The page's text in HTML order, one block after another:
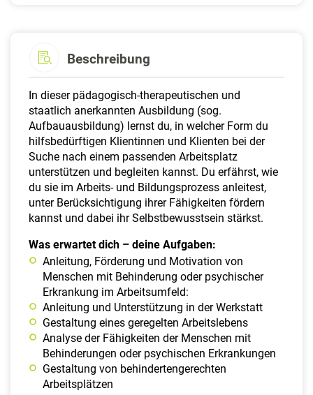
Beschreibung
In dieser pädagogisch-therapeutischen und
staatlich anerkannten Ausbildung (sog.
Aufbauausbildung) lernst du, in welcher Form du
hilfsbedürftigen Klientinnen und Klienten bei der
Suche nach einem passenden Arbeitsplatz
unterstützen und begleiten kannst. Du erfährst, wie
du sie im Arbeits- und Bildungsprozess anleitest,
unter Berücksichtigung ihrer Fähigkeiten fördern
kannst und dabei ihr Selbstbewusstsein stärkst.
Was erwartet dich – deine Aufgaben:
Anleitung, Förderung und Motivation von
Menschen mit Behinderung oder psychischer
Erkrankung im Arbeitsumfeld:
Anleitung und Unterstützung in der Werkstatt
Gestaltung eines geregelten Arbeitslebens
Analyse der Fähigkeiten der Menschen mit
Behinderungen oder psychischen Erkrankungen
Gestaltung von behindertengerechten
Arbeitsplätzen